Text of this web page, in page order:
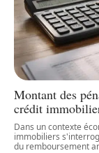
Montant des
crédit
Dans un contexte
immobiliers
du remboursement